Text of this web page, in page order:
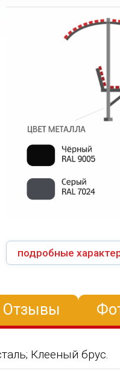
подробные
Отзывы
Клееный брус.